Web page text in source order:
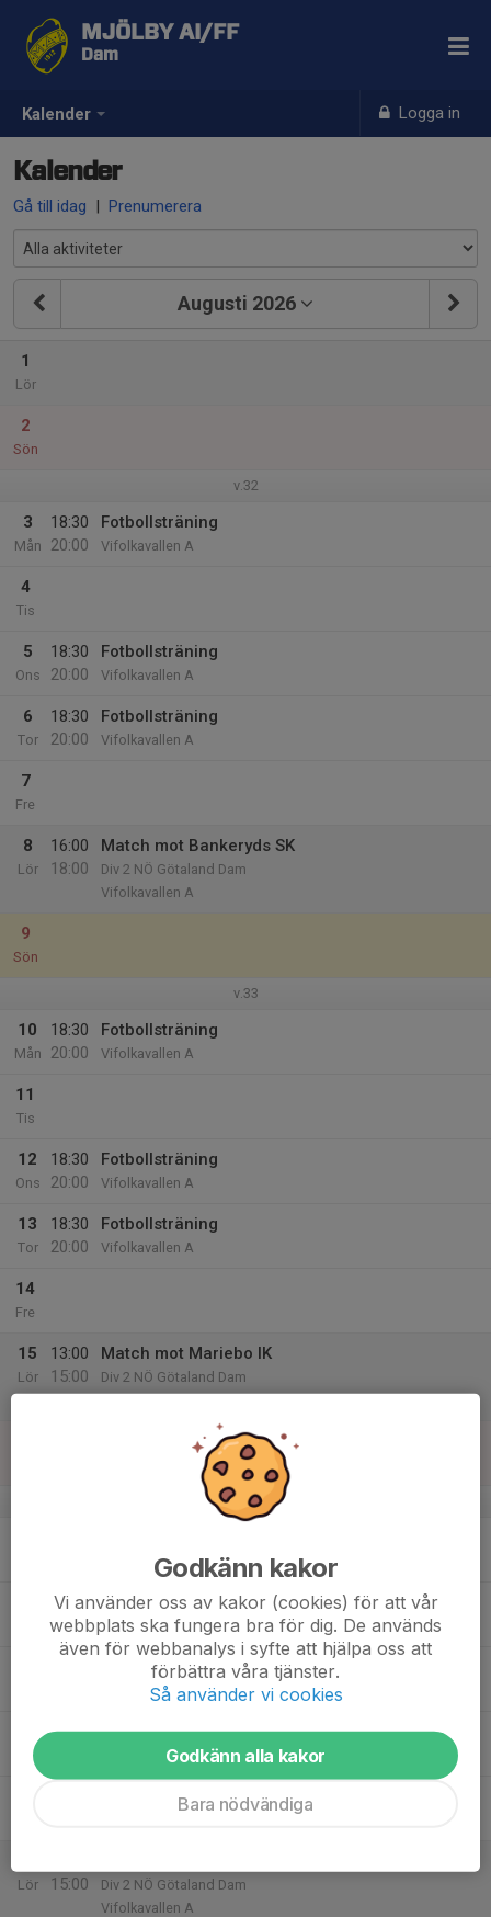
Kalender Logga in
MJÖLBY AI/FF
Dam
Kalender
Gå till idag | Prenumerera
Augusti 2026
1
Lör
2
Sön
v.32
3
Mån
18:30
20:00
Fotbollsträning
Vifolkavallen A
4
Tis
5
Ons
18:30
20:00
Fotbollsträning
Vifolkavallen A
6
Tor
18:30
20:00
Fotbollsträning
Vifolkavallen A
7
Fre
8
Lör
16:00
18:00
Match mot Bankeryds SK
Div 2 NÖ Götaland Dam
Vifolkavallen A
9
Sön
v.33
10
Mån
18:30
20:00
Fotbollsträning
Vifolkavallen A
11
Tis
12
Ons
18:30
20:00
Fotbollsträning
Vifolkavallen A
13
Tor
18:30
20:00
Fotbollsträning
Vifolkavallen A
14
Fre
15
Lör
13:00
15:00
Match mot Mariebo IK
Div 2 NÖ Götaland Dam
v.34
Vifolkavallen A
Fotbollsträning
Vifolkavallen A
Tor
18:30
Fotbollsträning
Vifolkavallen A
Lör
15:00
Div 2 NÖ Götaland Dam
Vifolkavallen A
Godkänn kakor
Vi använder oss av kakor (cookies) för att vår
webbplats ska fungera bra för dig. De används
även för webbanalys i syfte att hjälpa oss att
förbättra våra tjänster.
Så använder vi cookies
Godkänn alla kakor
Bara nödvändiga